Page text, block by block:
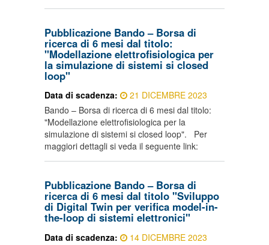
Pubblicazione Bando – Borsa di
ricerca di 6 mesi dal titolo:
"Modellazione elettrofisiologica per
la simulazione di sistemi si closed
loop"
Data di scadenza:
21 DICEMBRE 2023
Bando – Borsa di ricerca di 6 mesi dal titolo:
"Modellazione elettrofisiologica per la
simulazione di sistemi si closed loop". Per
maggiori dettagli si veda il seguente link:
Pubblicazione Bando – Borsa di
ricerca di 6 mesi dal titolo "Sviluppo
di Digital Twin per verifica model-in-
the-loop di sistemi elettronici"
Data di scadenza:
14 DICEMBRE 2023